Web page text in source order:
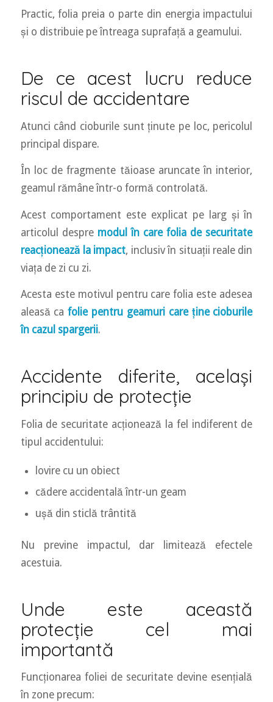
Practic, folia preia o parte din energia impactului
și o distribuie pe întreaga suprafață a geamului.
De ce acest lucru reduce
riscul de accidentare
Atunci când cioburile sunt ținute pe loc, pericolul
principal dispare.
În loc de fragmente tăioase aruncate în interior,
geamul rămâne într-o formă controlată.
Acest comportament este explicat pe larg și în
articolul despre modul în care folia de securitate
reacționează la impact, inclusiv în situații reale din
viața de zi cu zi.
Acesta este motivul pentru care folia este adesea
aleasă cafolie pentru geamuri care ține cioburile
în cazul spargerii.
Accidente diferite, același
principiu de protecție
Folia de securitate acționează la fel indiferent de
tipul accidentului:
lovire cu un obiect
cădere accidentală într-un geam
ușă din sticlă trântită
Nu previne impactul, dar limitează efectele
acestuia.
Unde este această
protecție cel mai
importantă
Funcționarea foliei de securitate devine esențială
în zone precum: